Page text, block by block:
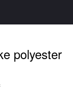
polyester